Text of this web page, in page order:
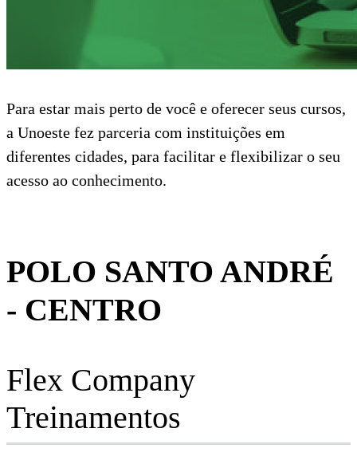
Para estar mais perto de você e oferecer seus cursos,
a Unoeste fez parceria com instituições em
diferentes cidades, para facilitar e flexibilizar o seu
acesso ao conhecimento.
POLO SANTO ANDRÉ
- CENTRO
Flex Company
Treinamentos